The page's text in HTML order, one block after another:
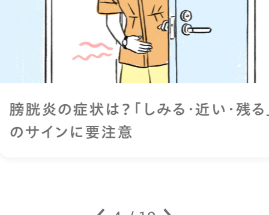
膀胱炎の症状は？「しみる・近い・残る」
のサインに要注意